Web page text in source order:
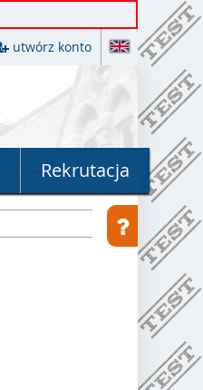
utwórz konto
Rekrutacja